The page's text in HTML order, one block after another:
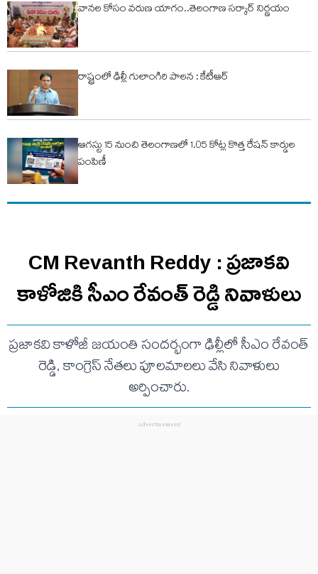
వానల కోసం వరుణ యాగం..తెలంగాణ సర్కార్ నిర్ణయం
రాష్ట్రంలో ఢిల్లీ గులాంగిరి పాలన : కేటీఆర్
ఆగస్టు 15 నుంచి తెలంగాణలో 1.05 కోట్ల కొత్త రేషన్ కార్డుల
పంపిణీ
CM Revanth Reddy : ప్రజాకవి
కాళోజికి సీఎం రేవంత్ రెడ్డి నివాళులు
ప్రజాకవి కాళోజీ జయంతి సందర్భంగా ఢిల్లీలో సీఎం రేవంత్
రెడ్డి, కాంగ్రెస్ నేతలు పూలమాలలు వేసి నివాళులు
అర్పించారు.